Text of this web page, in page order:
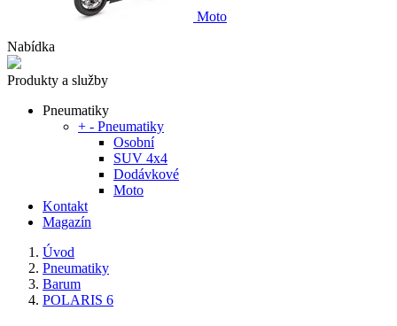
Moto
Nabídka
Produkty a služby
Pneumatiky
+ - Pneumatiky
Osobní
SUV 4x4
Dodávkové
Moto
Kontakt
Magazín
Úvod
Pneumatiky
Barum
POLARIS 6